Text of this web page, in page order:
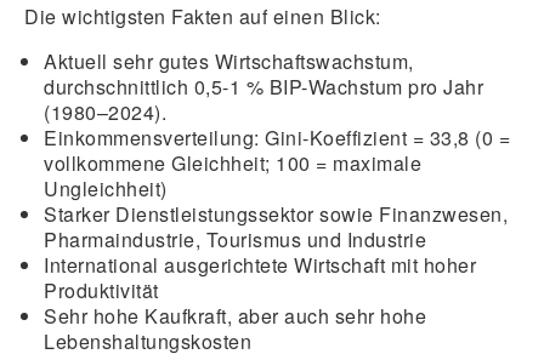
Die wichtigsten Fakten auf einen Blick:
Aktuell sehr gutes Wirtschaftswachstum,
durchschnittlich 0,5-1 % BIP-Wachstum pro Jahr
(1980–2024).
Einkommensverteilung: Gini-Koeffizient = 33,8 (0 =
vollkommene Gleichheit; 100 = maximale
Ungleichheit)
Starker Dienstleistungssektor sowie Finanzwesen,
Pharmaindustrie, Tourismus und Industrie
International ausgerichtete Wirtschaft mit hoher
Produktivität
Sehr hohe Kaufkraft, aber auch sehr hohe
Lebenshaltungskosten